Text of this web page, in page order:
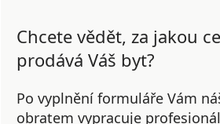
Chcete vědět, za jakou
prodává Váš byt?
Po vyplnění formuláře Vám
obratem vypracuje